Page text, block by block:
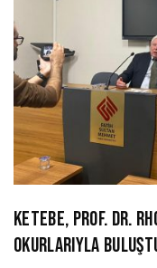
KETEBE, PROF. DR.
OKURLARIYLA